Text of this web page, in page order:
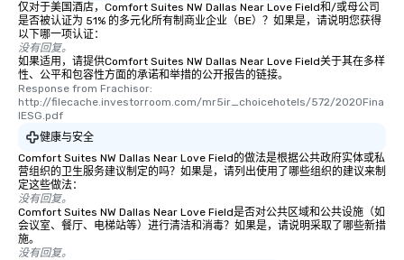
仅对于美国酒店，Comfort Suites NW Dallas Near Love Field和/或母公司
是否被认证为 51% 的多元化所有制商业企业（BE）？如果是，请说明您获得
以下哪一项认证：
没有回复。
如果适用，请提供Comfort Suites NW Dallas Near Love Field关于其在多样
性、公平和包容性方面的承诺和举措的公开报告的链接。
Response from Frachisor:
http://filecache.investorroom.com/mr5ir_choicehotels/572/2020Fina
lESG.pdf
健康与安全
Comfort Suites NW Dallas Near Love Field的做法是根据公共政府实体或私
营组织的卫生服务建议制定的吗？如果是，请列出使用了哪些组织的建议来制
定这些做法：
没有回复。
Comfort Suites NW Dallas Near Love Field是否对公共区域和公共设施（如
会议室、餐厅、电梯站等）进行清洁和消毒？如果是，请说明采取了哪些新措
施。
没有回复。